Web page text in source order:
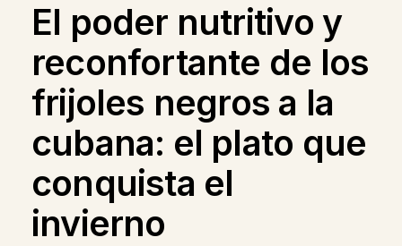
El poder nutritivo y
reconfortante de los
frijoles negros a la
cubana: el plato que
conquista el
invierno